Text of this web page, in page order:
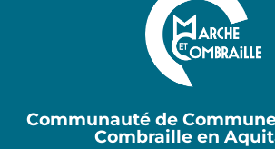
Communauté de
Combraille en